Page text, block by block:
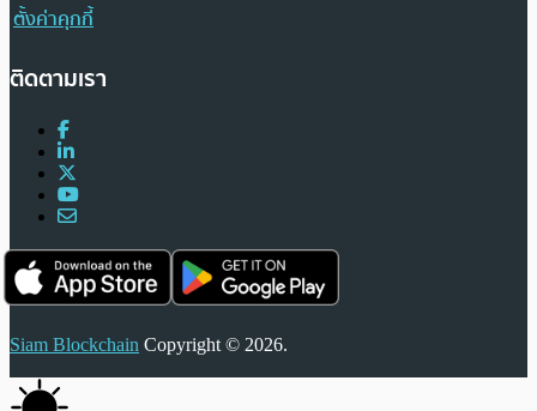
ตั้งค่าคุกกี้
ติดตามเรา
Siam Blockchain Copyright © 2026.